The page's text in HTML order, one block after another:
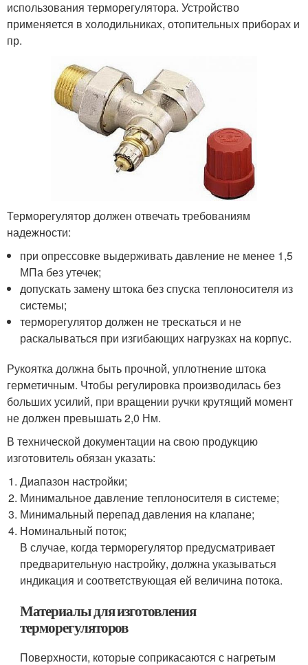
использования терморегулятора. Устройство
применяется в холодильниках, отопительных приборах и
пр.
Терморегулятор должен отвечать требованиям
надежности:
при опрессовке выдерживать давление не менее 1,5
МПа без утечек;
допускать замену штока без спуска теплоносителя из
системы;
терморегулятор должен не трескаться и не
раскалываться при изгибающих нагрузках на корпус.
Рукоятка должна быть прочной, уплотнение штока
герметичным. Чтобы регулировка производилась без
больших усилий, при вращении ручки крутящий момент
не должен превышать 2,0 Нм.
В технической документации на свою продукцию
изготовитель обязан указать:
Диапазон настройки;
Минимальное давление теплоносителя в системе;
Минимальный перепад давления на клапане;
Номинальный поток;
В случае, когда терморегулятор предусматривает
предварительную настройку, должна указываться
индикация и соответствующая ей величина потока.
Материалы для изготовления
терморегуляторов
Поверхности, которые соприкасаются с нагретым